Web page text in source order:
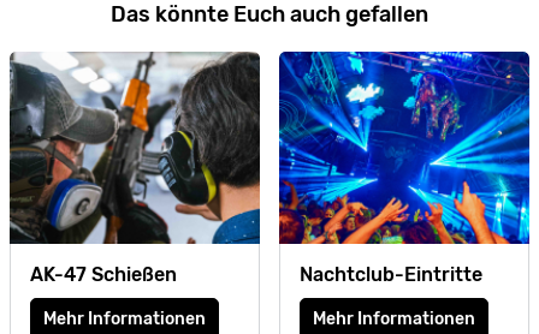
Das könnte Euch auch gefallen
AK-47 Schießen
Mehr Informationen
Nachtclub-Eintritte
Mehr Informationen